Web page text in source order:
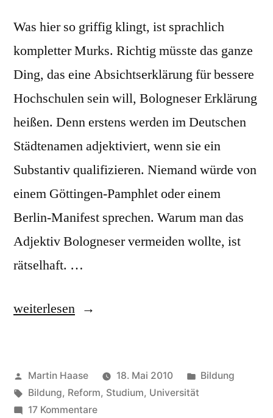
Was hier so griffig klingt, ist sprachlich
kompletter Murks. Richtig müsste das ganze
Ding, das eine Absichtserklärung für bessere
Hochschulen sein will, Bologneser Erklärung
heißen. Denn erstens werden im Deutschen
Städtenamen adjektiviert, wenn sie ein
Substantiv qualifizieren. Niemand würde von
einem Göttingen-Pamphlet oder einem
Berlin-Manifest sprechen. Warum man das
Adjektiv Bologneser vermeiden wollte, ist
rätselhaft. …
„Bologna-
weiterlesen
Veröffentlicht
von
Martin Haase 18. Mai 2010
Veröffentlicht
Bildung
Schlagwörter:
Bildung, Reform, Studium, Universität
17 Kommentarezu